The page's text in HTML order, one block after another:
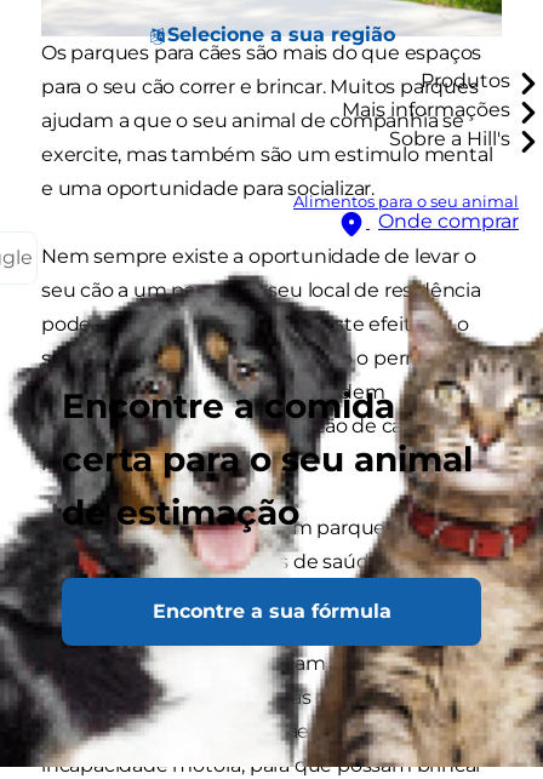
Selecione a sua região
Produtos
Mais informações
Sobre a Hill's
Alimentos para o seu animal
Onde comprar
Encontre a comida
certa para o seu animal
de estimação
Encontre a sua fórmula
Os parques para cães são mais do que espaços
para o seu cão correr e brincar. Muitos parques
ajudam a que o seu animal de companhia se
exercite, mas também são um estimulo mental
e uma oportunidade para socializar.
Nem sempre existe a oportunidade de levar o
seu cão a um parque. O seu local de residência
pode não ter um espaço para este efeito ou o
seu horário de trabalho pode não o permitir.
Existem imensas razões que podem
impossibilitar que leve o seu cão de carro a um
parque com regularidade.
Geralmente, as regras de um parque público
para cães incluem normas de saúde, socialização
e comportamento, e até restrições a certas raças
de cães que podem impedir a entrada do seu
cão. Alguns parques reservam áreas especiais
para cães de raças pequenas ou para cães
geriátricos ou ainda para cães com alguma
incapacidade motora, para que possam brincar